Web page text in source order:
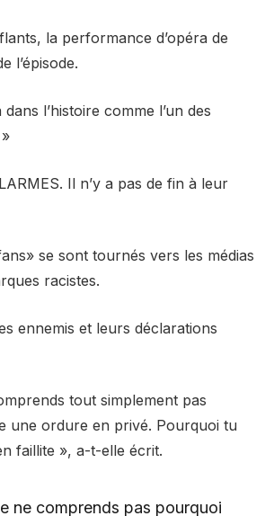
la performance d’opéra de
l’épisode.
l’histoire comme l’un des
Il n’y a pas de fin à leur
se sont tournés vers les médias
racistes.
ennemis et leurs déclarations
tout simplement pas
une ordure en privé. Pourquoi tu
faillite », a-t-elle écrit.
ne comprends pas pourquoi